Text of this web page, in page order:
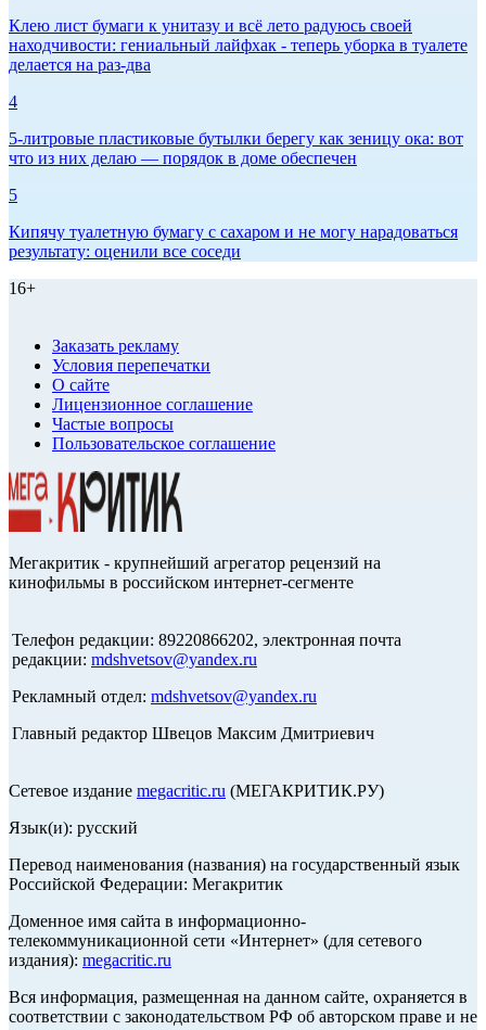
Клею лист бумаги к унитазу и всё лето радуюсь своей
находчивости: гениальный лайфхак - теперь уборка в туалете
делается на раз-два
4
5-литровые пластиковые бутылки берегу как зеницу ока: вот
что из них делаю — порядок в доме обеспечен
5
Кипячу туалетную бумагу с сахаром и не могу нарадоваться
результату: оценили все соседи
16+
Заказать рекламу
Условия перепечатки
О сайте
Лицензионное соглашение
Частые вопросы
Пользовательское соглашение
Мегакритик - крупнейший агрегатор рецензий на
кинофильмы в российском интернет-сегменте
Телефон редакции: 89220866202, электронная почта
редакции: mdshvetsov@yandex.ru
Рекламный отдел: mdshvetsov@yandex.ru
Главный редактор Швецов Максим Дмитриевич
Сетевое издание megacritic.ru (МЕГАКРИТИК.РУ)
Язык(и): русский
Перевод наименования (названия) на государственный язык
Российской Федерации: Мегакритик
Доменное имя сайта в информационно-
телекоммуникационной сети «Интернет» (для сетевого
издания): megacritic.ru
Вся информация, размещенная на данном сайте, охраняется в
соответствии с законодательством РФ об авторском праве и не